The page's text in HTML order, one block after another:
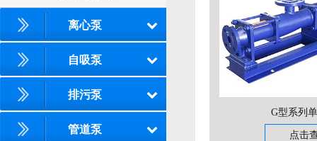
离心泵
自吸泵
排污泵
管道泵
G型系列
点击